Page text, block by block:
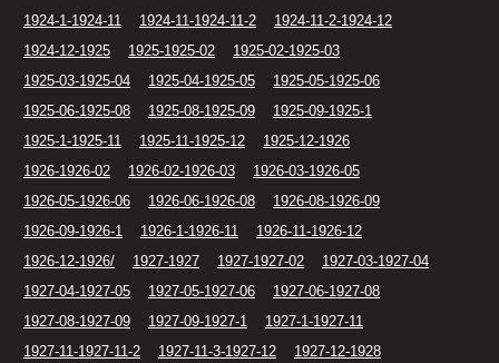
1924-1-1924-11
1924-11-1924-11-2
1924-11-2-1924-12
1924-12-1925
1925-1925-02
1925-02-1925-03
1925-03-1925-04
1925-04-1925-05
1925-05-1925-06
1925-06-1925-08
1925-08-1925-09
1925-09-1925-1
1925-1-1925-11
1925-11-1925-12
1925-12-1926
1926-1926-02
1926-02-1926-03
1926-03-1926-05
1926-05-1926-06
1926-06-1926-08
1926-08-1926-09
1926-09-1926-1
1926-1-1926-11
1926-11-1926-12
1926-12-1926/
1927-1927 1927-1927-02
1927-03-1927-04
1927-04-1927-05
1927-05-1927-06
1927-06-1927-08
1927-08-1927-09
1927-09-1927-1
1927-1-1927-11
1927-11-1927-11-2
1927-11-3-1927-12 1927-12-1928